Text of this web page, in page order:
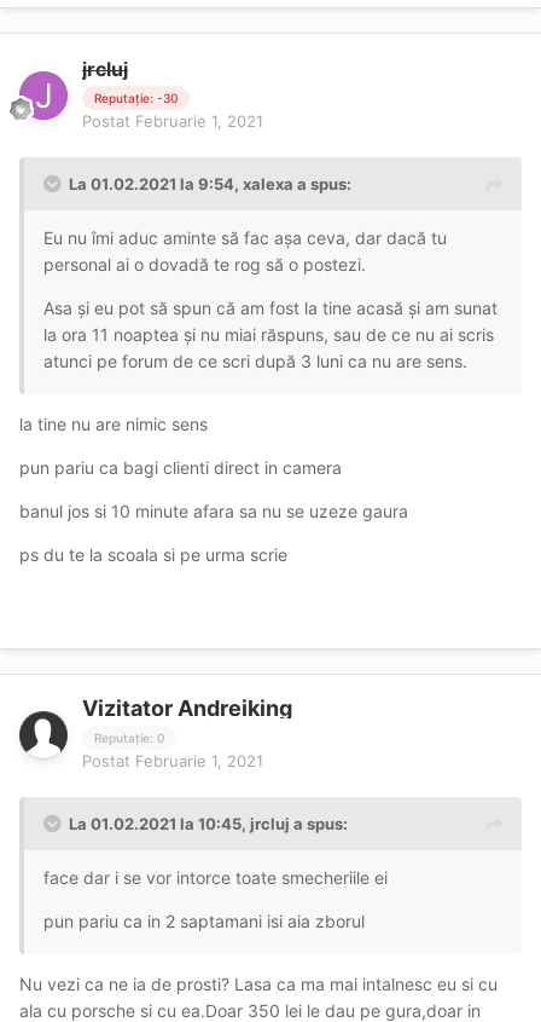
jrcluj
Reputație: -30
Postat Februarie 1, 2021
La 01.02.2021 la 9:54, xalexa a spus:
Eu nu îmi aduc aminte să fac așa ceva, dar dacă tu
personal ai o dovadă te rog să o postezi.
Asa și eu pot să spun că am fost la tine acasă și am sunat
la ora 11 noaptea și nu miai răspuns, sau de ce nu ai scris
atunci pe forum de ce scri după 3 luni ca nu are sens.
la tine nu are nimic sens
pun pariu ca bagi clienti direct in camera
banul jos si 10 minute afara sa nu se uzeze gaura
ps du te la scoala si pe urma scrie
Vizitator Andreiking
Reputație: 0
Postat Februarie 1, 2021
La 01.02.2021 la 10:45, jrcluj a spus:
face dar i se vor intorce toate smecheriile ei
pun pariu ca in 2 saptamani isi aia zborul
Nu vezi ca ne ia de prosti? Lasa ca ma mai intalnesc eu si cu
ala cu porsche si cu ea.Doar 350 lei le dau pe gura,doar in